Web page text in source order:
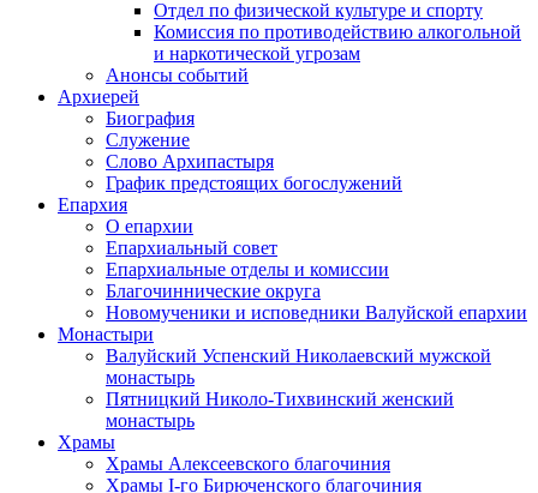
Отдел по физической культуре и спорту
Комиссия по противодействию алкогольной
и наркотической угрозам
Анонсы событий
Архиерей
Биография
Служение
Слово Архипастыря
График предстоящих богослужений
Епархия
О епархии
Епархиальный совет
Епархиальные отделы и комиссии
Благочиннические округа
Новомученики и исповедники Валуйской епархии
Монастыри
Валуйский Успенский Николаевский мужской
монастырь
Пятницкий Николо-Тихвинский женский
монастырь
Храмы
Храмы Алексеевского благочиния
Храмы I-го Бирюченского благочиния